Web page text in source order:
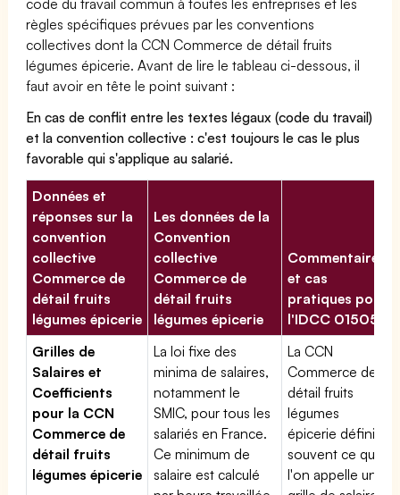
règles spécifiques prévues par les conventions
collectives dont la CCN Commerce de détail fruits
légumes épicerie. Avant de lire le tableau ci-dessous, il
faut avoir en tête le point suivant :
En cas de conflit entre les textes légaux (code du travail)
et la convention collective : c'est toujours le cas le plus
favorable qui s'applique au salarié.
Données et
réponses sur la
convention
collective
Commerce de
détail fruits
légumes épicerie
Les données de la
Convention
collective
Commerce de
détail fruits
légumes épicerie
Commentaires
et cas
pratiques pour
l'IDCC 01505
Grilles de
Salaires et
Coefficients
pour la CCN
Commerce de
détail fruits
légumes épicerie
La loi fixe des
minima de salaires,
notamment le
SMIC, pour tous les
salariés en France.
Ce minimum de
salaire est calculé
La CCN
Commerce de
détail fruits
légumes
épicerie définit
souvent ce que
l'on appelle une